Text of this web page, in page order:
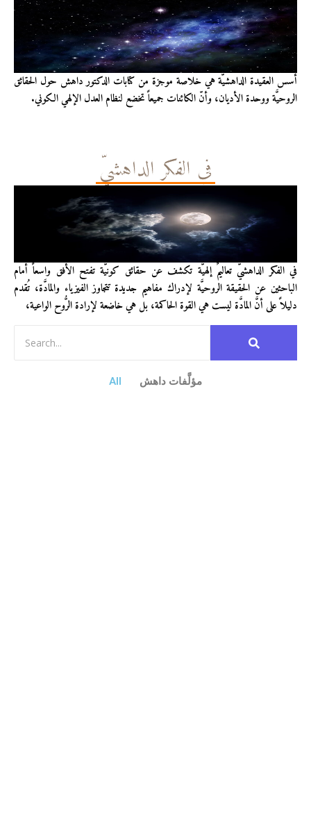
أُسس العقيدة الداهشيّة هي خلاصة موجزة من كتابات الدكتور داهش حول الحقائق
الروحيَّة ووحدة الأديان، وأنّ الكائنات جميعاً تخضع لنظام العدل الإلهي الكوني.
في الفكر الداهشيّ
في الفكر الداهشيّ تعاليمٌ إلهيَّة تكشف عن حقائق كونيَّة تفتح الأفق واسعاً أمام
الباحثين عن الحقيقة الروحيَّة لإدراك مفاهيم جديدة تتجاوز الفيزياء والمادَّة، تُقدم
دليلاً على أنَّ المادَّة ليست هي القوة الحاكمة، بل هي خاضعة لإرادة الرُّوح الواعية،
All مؤلَّفات داهش